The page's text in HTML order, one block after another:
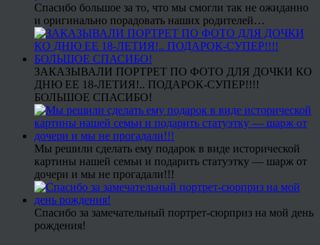
Спасибо большое за то, что мы смогли так не ожиданно
и оригинально порадовать наших родителей…
ЗАКАЗЫВАЛИ ПОРТРЕТ ПО ФОТО ДЛЯ ДОЧКИ КО
ДНЮ ЕЕ 18-ЛЕТИЯ!.. ПОДАРОК-СУПЕР!!!!
БОЛЬШОЕ СПАСИБО!
Мы решили сделать ему подарок в виде исторической
картины нашей семьи и подарить статуэтку — шарж от
дочери и мы не прогадали!!!
Спасибо за замечательный портрет-сюрприз на мой день
рождения!